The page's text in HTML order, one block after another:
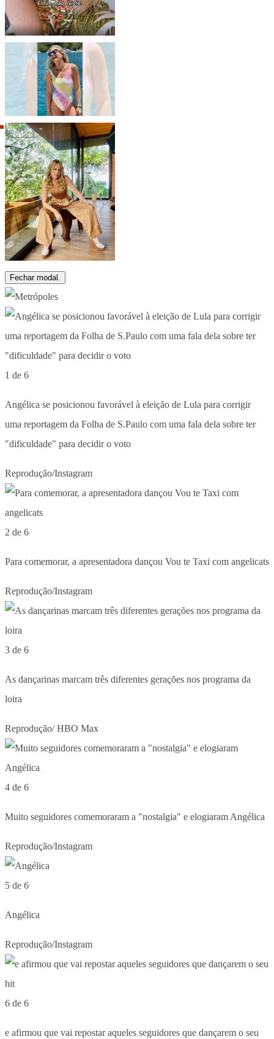
Fechar modal.
1 de 6
Angélica se posicionou favorável à eleição de Lula para corrigir
uma reportagem da Folha de S.Paulo com uma fala dela sobre ter
"dificuldade" para decidir o voto
Reprodução/Instagram
2 de 6
Para comemorar, a apresentadora dançou Vou te Taxi com angelicats
Reprodução/Instagram
3 de 6
As dançarinas marcam três diferentes gerações nos programa da
loira
Reprodução/ HBO Max
4 de 6
Muito seguidores comemoraram a "nostalgia" e elogiaram Angélica
Reprodução/Instagram
5 de 6
Angélica
Reprodução/Instagram
6 de 6
e afirmou que vai repostar aqueles seguidores que dançarem o seu